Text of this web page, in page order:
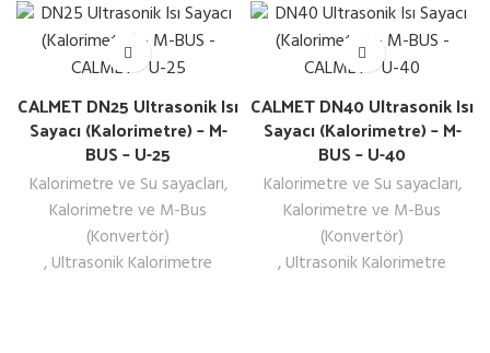
CALMET DN25 Ultrasonik Isı
Sayacı (Kalorimetre) – M-
BUS – U-25
Kalorimetre ve Su sayacları,
Kalorimetre ve M-Bus
(Konvertör)
, Ultrasonik Kalorimetre
CALMET DN40 Ultrasonik Isı
Sayacı (Kalorimetre) – M-
BUS – U-40
Kalorimetre ve Su sayacları,
Kalorimetre ve M-Bus
(Konvertör)
, Ultrasonik Kalorimetre